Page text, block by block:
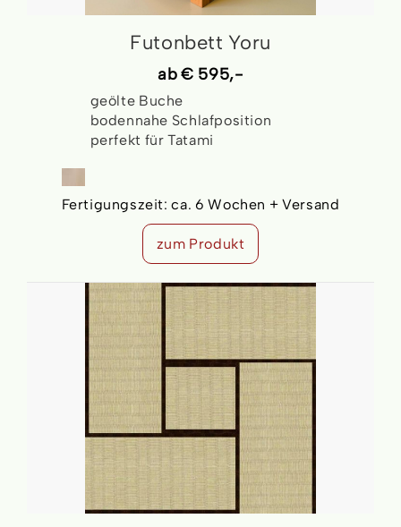
Futonbett Yoru
ab€ 595,-
geölte Buche
bodennahe Schlafposition
perfekt für Tatami
Fertigungszeit:ca. 6 Wochen + Versand
zum Produkt